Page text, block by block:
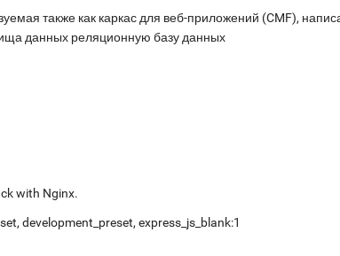
также как каркас для веб-приложений (CMF),
данных реляционную базу данных
with Nginx.
development_preset, express_js_blank:1